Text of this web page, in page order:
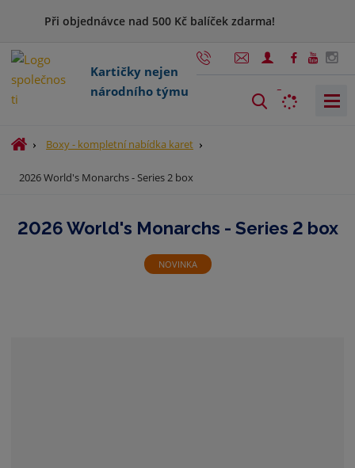
Při objednávce nad 500 Kč balíček zdarma!
Kartičky nejen
národního týmu
a
t
Ú
o
í
Boxy - kompletní nabídka karet
2026 World's Monarchs - Series 2 box
2026 World's Monarchs - Series 2 box
NOVINKA